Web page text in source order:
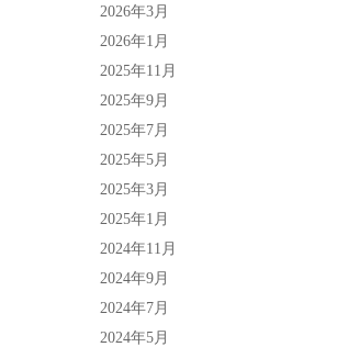
2026年3月
2026年1月
2025年11月
2025年9月
2025年7月
2025年5月
2025年3月
2025年1月
2024年11月
2024年9月
2024年7月
2024年5月